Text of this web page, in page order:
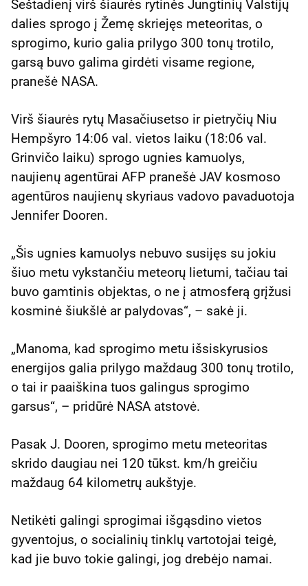
Šeštadienį virš šiaurės rytinės Jungtinių Valstijų
dalies sprogo į Žemę skriejęs meteoritas, o
sprogimo, kurio galia prilygo 300 tonų trotilo,
garsą buvo galima girdėti visame regione,
pranešė NASA.
Virš šiaurės rytų Masačiusetso ir pietryčių Niu
Hempšyro 14:06 val. vietos laiku (18:06 val.
Grinvičo laiku) sprogo ugnies kamuolys,
naujienų agentūrai AFP pranešė JAV kosmoso
agentūros naujienų skyriaus vadovo pavaduotoja
Jennifer Dooren.
„Šis ugnies kamuolys nebuvo susijęs su jokiu
šiuo metu vykstančiu meteorų lietumi, tačiau tai
buvo gamtinis objektas, o ne į atmosferą grįžusi
kosminė šiukšlė ar palydovas“, – sakė ji.
„Manoma, kad sprogimo metu išsiskyrusios
energijos galia prilygo maždaug 300 tonų trotilo,
o tai ir paaiškina tuos galingus sprogimo
garsus“, – pridūrė NASA atstovė.
Pasak J. Dooren, sprogimo metu meteoritas
skrido daugiau nei 120 tūkst. km/h greičiu
maždaug 64 kilometrų aukštyje.
Netikėti galingi sprogimai išgąsdino vietos
gyventojus, o socialinių tinklų vartotojai teigė,
kad jie buvo tokie galingi, jog drebėjo namai.